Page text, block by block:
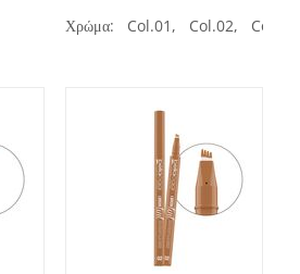
Χρώμα: Col.01, Col.02,